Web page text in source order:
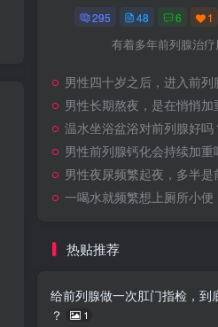
295 48 6 1
有着多年前列腺治疗
男性四十岁之后，进入前列
男性长期熬夜，是在悄悄加
温水坐浴盆浴对前列腺好吗
男性前列腺钙化会持续加重
男性夜尿频繁起夜，多半是
一喝水就频繁想上厕所小便，男性前列
热贴推荐
给前列腺做一次肛门指检，到
？
1